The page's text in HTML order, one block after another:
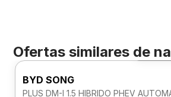
Ofertas similares deFoto
BYD SONG